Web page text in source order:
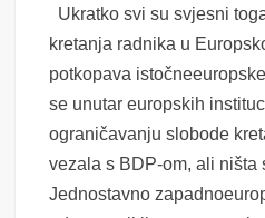
Ukratko svi su svjesni
kretanja radnika u
potkopava
se unutar europskih
ograničavanju slobode
vezala s BDP-om, ali ništa
Jednostavno